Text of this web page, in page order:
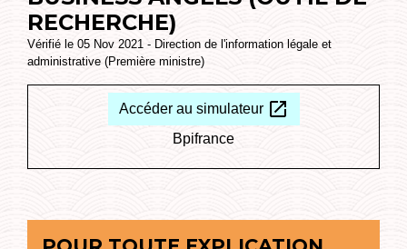
RECHERCHE)
Vérifié le 05 Nov 2021 - Direction de l'information légale et
administrative (Première ministre)
Accéder au simulateur open_in_new
Bpifrance